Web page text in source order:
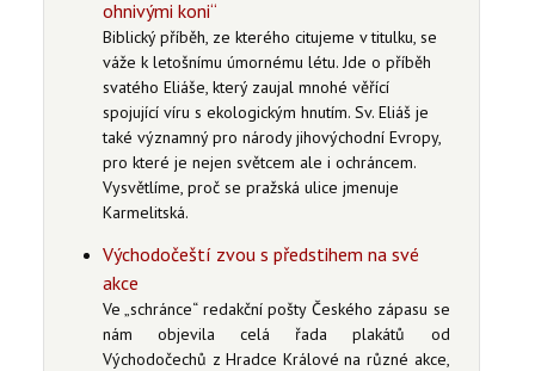
ohnivými koni“
Biblický příběh, ze kterého citujeme v titulku, se
váže k letošnímu úmornému létu. Jde o příběh
svatého Eliáše, který zaujal mnohé věřící
spojující víru s ekologickým hnutím. Sv. Eliáš je
také významný pro národy jihovýchodní Evropy,
pro které je nejen světcem ale i ochráncem.
Vysvětlíme, proč se pražská ulice jmenuje
Karmelitská.
Východočeští zvou s předstihem na své
akce
Ve „schránce“ redakční pošty Českého zápasu se
nám objevila celá řada plakátů od
Východočechů z Hradce Králové na různé akce,